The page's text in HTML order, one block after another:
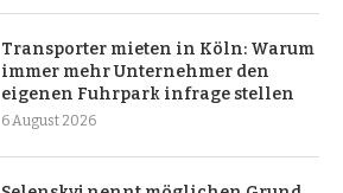
Transporter mieten in Köln: Warum
immer mehr Unternehmer den
eigenen Fuhrpark infrage stellen
6 August 2026